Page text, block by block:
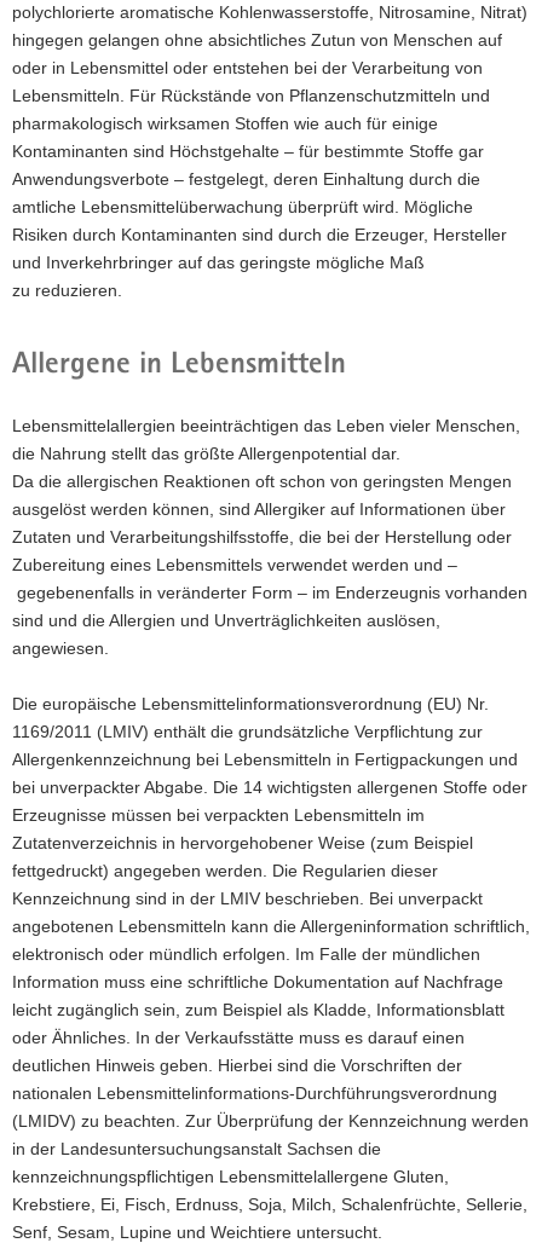
polychlorierte aromatische Kohlenwasserstoffe, Nitrosamine, Nitrat)
hingegen gelangen ohne absichtliches Zutun von Menschen auf
oder in Lebensmittel oder entstehen bei der Verarbeitung von
Lebensmitteln. Für Rückstände von Pflanzenschutzmitteln und
pharmakologisch wirksamen Stoffen wie auch für einige
Kontaminanten sind Höchstgehalte – für bestimmte Stoffe gar
Anwendungsverbote – festgelegt, deren Einhaltung durch die
amtliche Lebensmittelüberwachung überprüft wird. Mögliche
Risiken durch Kontaminanten sind durch die Erzeuger, Hersteller
und Inverkehrbringer auf das geringste mögliche Maß
zu reduzieren.
Allergene in Lebensmitteln
Lebensmittelallergien beeinträchtigen das Leben vieler Menschen,
die Nahrung stellt das größte Allergenpotential dar.
Da die allergischen Reaktionen oft schon von geringsten Mengen
ausgelöst werden können, sind Allergiker auf Informationen über
Zutaten und Verarbeitungshilfsstoffe, die bei der Herstellung oder
Zubereitung eines Lebensmittels verwendet werden und –
gegebenenfalls in veränderter Form – im Enderzeugnis vorhanden
sind und die Allergien und Unverträglichkeiten auslösen,
angewiesen.
Die europäische Lebensmittelinformationsverordnung (EU) Nr.
1169/2011 (LMIV) enthält die grundsätzliche Verpflichtung zur
Allergenkennzeichnung bei Lebensmitteln in Fertigpackungen und
bei unverpackter Abgabe. Die 14 wichtigsten allergenen Stoffe oder
Erzeugnisse müssen bei verpackten Lebensmitteln im
Zutatenverzeichnis in hervorgehobener Weise (zum Beispiel
fettgedruckt) angegeben werden. Die Regularien dieser
Kennzeichnung sind in der LMIV beschrieben. Bei unverpackt
angebotenen Lebensmitteln kann die Allergeninformation schriftlich,
elektronisch oder mündlich erfolgen. Im Falle der mündlichen
Information muss eine schriftliche Dokumentation auf Nachfrage
leicht zugänglich sein, zum Beispiel als Kladde, Informationsblatt
oder Ähnliches. In der Verkaufsstätte muss es darauf einen
deutlichen Hinweis geben. Hierbei sind die Vorschriften der
nationalen Lebensmittelinformations-Durchführungsverordnung
(LMIDV) zu beachten. Zur Überprüfung der Kennzeichnung werden
in der Landesuntersuchungsanstalt Sachsen die
kennzeichnungspflichtigen Lebensmittelallergene Gluten,
Krebstiere, Ei, Fisch, Erdnuss, Soja, Milch, Schalenfrüchte, Sellerie,
Senf, Sesam, Lupine und Weichtiere untersucht.